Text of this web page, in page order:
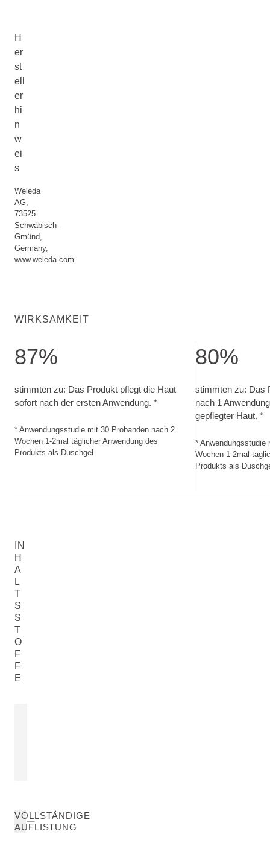
H
er
st
ell
er
hi
n
w
ei
s
Weleda
AG,
73525
Schwäbisch-
Gmünd,
Germany,
www.weleda.com
WIRKSAMKEIT
87%
stimmten zu: Das Produkt pflegt die Haut
sofort nach der ersten Anwendung. *
* Anwendungsstudie mit 30 Probanden nach 2
Wochen 1-2mal täglicher Anwendung des
Produkts als Duschgel
80%
stimmten zu: Das
nach 1
gepflegter Haut. *
* Anwendungsstudie
Wochen 1-2mal
Produkts als
IN
H
A
L
T
S
S
T
O
F
F
E
VOLLSTÄNDIGE
AUFLISTUNG